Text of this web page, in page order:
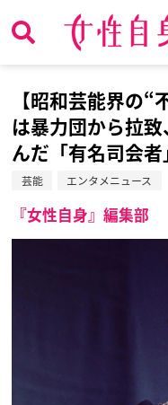
【昭和芸能界の
は暴力団から拉
んだ「有名司会者
芸能 エンタメニュース
『女性自身』編集部